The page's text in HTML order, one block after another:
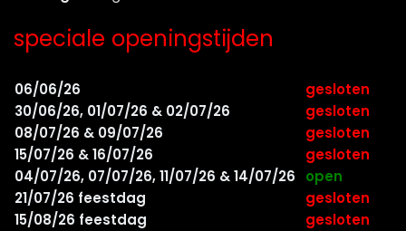
speciale openingstijden
06/06/26
gesloten
30/06/26, 01/07/26 & 02/07/26
gesloten
08/07/26 & 09/07/26
gesloten
15/07/26 & 16/07/26
gesloten
04/07/26, 07/07/26, 11/07/26 & 14/07/26
open
21/07/26 feestdag
gesloten
15/08/26 feestdag
gesloten